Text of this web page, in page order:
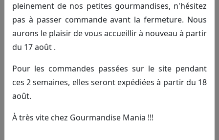
pleinement de nos petites gourmandises, n'hésitez
pas à passer commande avant la fermeture. Nous
aurons le plaisir de vous accueillir à nouveau à partir
du 17 août .
Pour les commandes passées sur le site pendant
ces 2 semaines, elles seront expédiées à partir du 18
août.
À très vite chez Gourmandise Mania !!!